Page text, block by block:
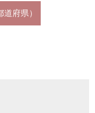
府県）